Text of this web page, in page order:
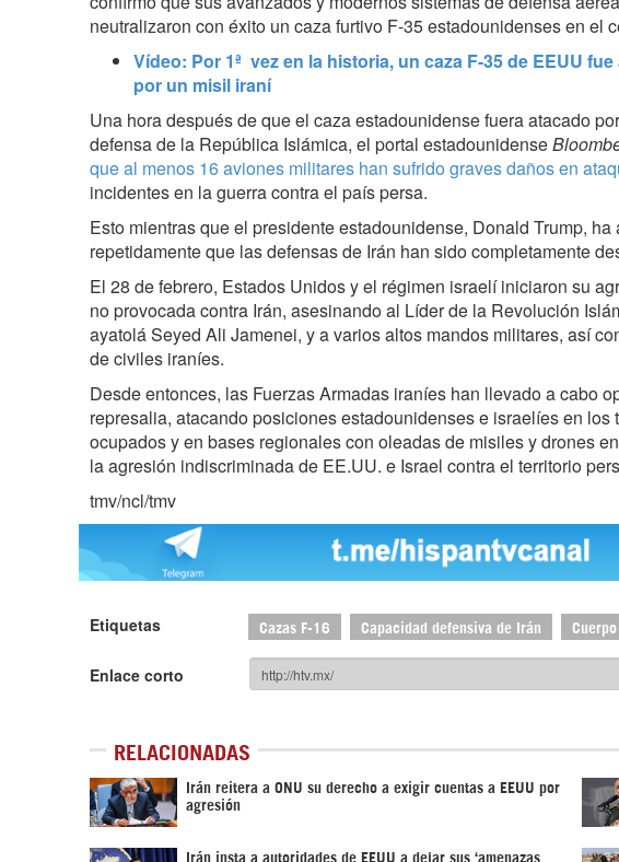
neutralizaron con éxito un caza furtivo F-35 estadounidenses en el
Vídeo: Por 1ª vez en la historia, un caza F-35 de EEUU
por un misil iraní
Una hora después de que el caza estadounidense fuera atacado
defensa de la República Islámica, el portal estadounidense
que al menos 16 aviones militares han sufrido graves daños en
incidentes en la guerra contra el país persa.
Esto mientras que el presidente estadounidense, Donald Trump, ha
repetidamente que las defensas de Irán han sido completamente
El 28 de febrero, Estados Unidos y el régimen israelí iniciaron su
no provocada contra Irán, asesinando al Líder de la Revolución
ayatolá Seyed Ali Jamenei, y a varios altos mandos militares, así
de civiles iraníes.
Desde entonces, las Fuerzas Armadas iraníes han llevado a cabo
represalia, atacando posiciones estadounidenses e israelíes en los
ocupados y en bases regionales con oleadas de misiles y drones
la agresión indiscriminada de EE.UU. e Israel contra el territorio
tmv/ncl/tmv
Etiquetas Cazas F-16 Capacidad defensiva de Irán
Enlace corto
RELACIONADAS
Irán reitera a ONU su derecho a exigir cuentas a EEUU por
agresión
Irán insta a autoridades de EEUU a dejar sus ‘amenazas